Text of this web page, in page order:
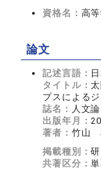
資格名： 高
論文
記述言語：
タイトル：
プスによる
誌名： 人文
出版年月：
著者： 竹山
掲載種別：
共著区分：